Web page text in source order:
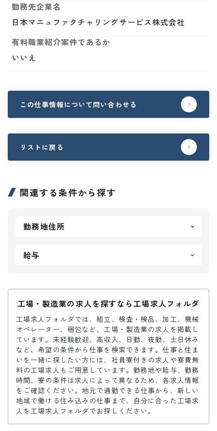
勤務先企業名
日本マニュファクチャリングサービス株式会社
有料職業紹介案件であるか
いいえ
この仕事情報について問い合わせる
リストに戻る
関連する条件から探す
勤務地住所
給与
工場・製造業の求人を探すなら工場求人フォルダ
工場求人フォルダでは、組立、検査・検品、加工、機械
オペレーター、梱包など、工場・製造業の求人を掲載し
ています。未経験歓迎、高収入、日勤、夜勤、土日休み
など、希望の条件から仕事を検索できます。仕事と住ま
いを一緒に探したい方には、社員寮付きの求人や寮費無
料の工場求人もご用意しています。勤務地や給与、勤務
時間、寮の条件は求人によって異なるため、各求人情報
をご確認ください。地元で通勤できる仕事から、新しい
地域で働ける住み込みの仕事まで、自分に合った工場求
人を工場求人フォルダでお探しください。